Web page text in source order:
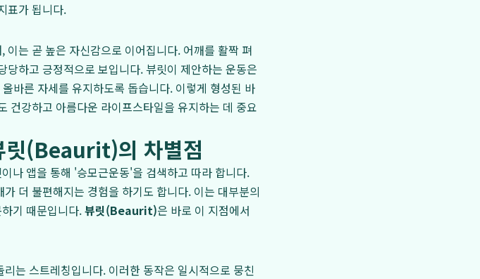
표가 됩니다.
는 곧 높은 자신감으로 이어집니다. 어깨를 활짝 펴
하고 긍정적으로 보입니다. 뷰릿이 제안하는 운동은
바른 자세를 유지하도록 돕습니다. 이렇게 형성된 바
건강하고 아름다운 라이프스타일을 유지하는 데 중요
릿(Beaurit)의 차별점
나 앱을 통해 '승모근운동'을 검색하고 따라 합니다.
더 불편해지는 경험을 하기도 합니다. 이는 대부분의
기 때문입니다.뷰릿(Beaurit)은 바로 이 지점에서
는 스트레칭입니다. 이러한 동작은 일시적으로 뭉친